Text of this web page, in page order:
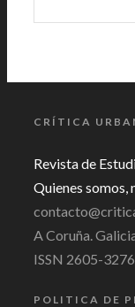
CRÍTICA
Revista de
Quienes somos,
A Coruña.
ISSN 2605-3276
POLITICA DE